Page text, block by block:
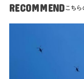
RECOMMEND